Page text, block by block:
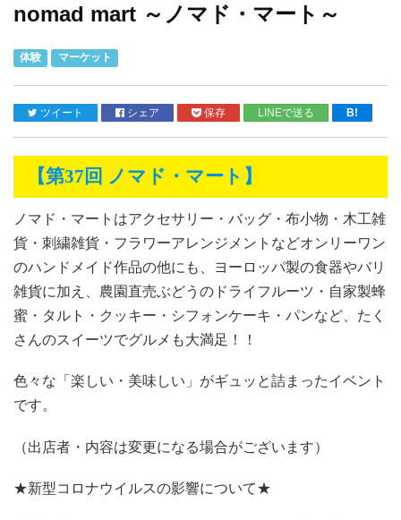
nomad mart ～ノマド・マート～
体験 マーケット
ツイート シェア 保存 LINEで送る B!
【第37 回 ノマド・マート】
ノマド・マートはアクセサリー・バッグ・布小物・木工雑
貨・刺繍雑貨・フラワーアレンジメントなどオンリーワン
のハンドメイド作品の他にも、ヨーロッパ製の食器やバリ
雑貨に加え、農園直売ぶどうのドライフルーツ・自家製蜂
蜜・タルト・クッキー・シフォンケーキ・パンなど、たく
さんのスイーツでグルメも大満足！！
色々な「楽しい・美味しい」がギュッと詰まったイベント
です。
（出店者・内容は変更になる場合がございます）
★新型コロナウイルスの影響について★